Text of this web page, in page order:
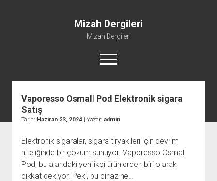
Mizah Dergileri
Mizah Dergileri
menüyü
aç
Dergileri
Yazılar
Vaporesso Osmall Pod Elektronik sigara
Satış
Tarih: Haziran 23, 2024| Yazar: admin
Elektronik sigaralar, sigara tiryakileri için devrim
niteliğinde bir çözüm sunuyor. Vaporesso Osmall
Pod, bu alandaki yenilikçi ürünlerden biri olarak
dikkat çekiyor. Peki, bu cihaz ne…